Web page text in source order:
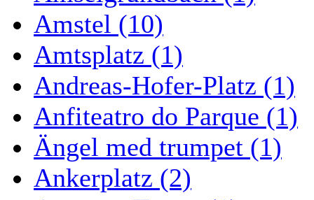
Amstel (10)
Amtsplatz (1)
Andreas-Hofer-Platz (1)
Anfiteatro do Parque (1)
Ängel med trumpet (1)
Ankerplatz (2)